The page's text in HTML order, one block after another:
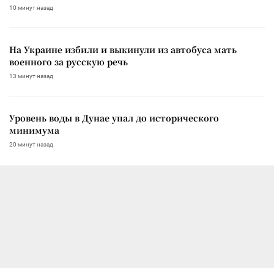
10 минут назад
На Украине избили и выкинули из автобуса мать
военного за русскую речь
13 минут назад
Уровень воды в Дунае упал до исторического
минимума
20 минут назад